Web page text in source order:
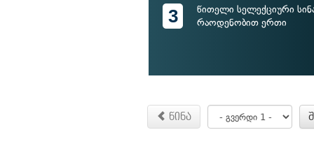
3
წითელი სელექციური
რაოდენობით ერთი
წინა